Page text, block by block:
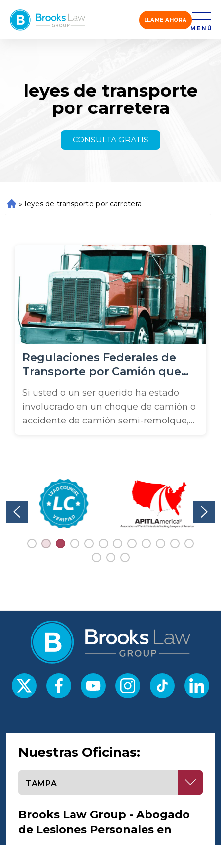
LLAME AHORA
MENÚ
leyes de transporte
por carretera
CONSULTA GRATIS
Ini » leyes de transporte por carretera
Regulaciones Federales de
Transporte por Camión que
en Tampa
Si usted o un ser querido ha estado
involucrado en un choque de camión o
accidente de camión semi-remolque,
para mantener nuestras carreteras
seguras, pero cuando se violan, pueden
ocurrir accidentes graves y ...
Nuestras Oficinas:
Brooks Law Group - Abogado
de Lesiones Personales en